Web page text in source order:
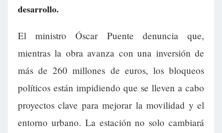
desarrollo.
El ministro Óscar Puente denuncia que,
mientras la obra avanza con una inversión de
más de 260 millones de euros, los bloqueos
políticos están impidiendo que se lleven a cabo
proyectos clave para mejorar la movilidad y el
entorno urbano. La estación no solo cambiará